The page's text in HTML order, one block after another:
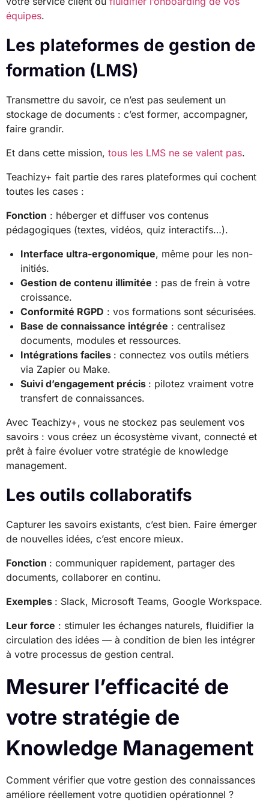
équipes.
Les plateformes de gestion de
formation (LMS)
Transmettre du savoir, ce n’est pas seulement un
stockage de documents : c’est former, accompagner,
faire grandir.
Et dans cette mission, tous les LMS ne se valent pas.
Teachizy+ fait partie des rares plateformes qui cochent
toutes les cases :
Fonction : héberger et diffuser vos contenus
pédagogiques (textes, vidéos, quiz interactifs…).
Interface ultra-ergonomique, même pour les non-
initiés.
Gestion de contenu illimitée : pas de frein à votre
croissance.
Conformité RGPD : vos formations sont sécurisées.
Base de connaissance intégrée : centralisez
documents, modules et ressources.
Intégrations faciles : connectez vos outils métiers
via Zapier ou Make.
Suivi d’engagement précis : pilotez vraiment votre
transfert de connaissances.
Avec Teachizy+, vous ne stockez pas seulement vos
savoirs : vous créez un écosystème vivant, connecté et
prêt à faire évoluer votre stratégie de knowledge
management.
Les outils collaboratifs
Capturer les savoirs existants, c’est bien. Faire émerger
de nouvelles idées, c’est encore mieux.
Fonction : communiquer rapidement, partager des
documents, collaborer en continu.
Exemples : Slack, Microsoft Teams, Google Workspace.
Leur force : stimuler les échanges naturels, fluidifier la
circulation des idées — à condition de bien les intégrer
à votre processus de gestion central.
Mesurer l’efficacité de
votre stratégie de
Knowledge Management
Comment vérifier que votre gestion des connaissances
améliore réellement votre quotidien opérationnel ?